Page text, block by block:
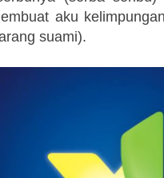
aku
suami).